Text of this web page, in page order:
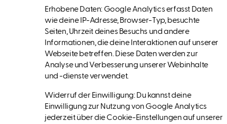
Erhobene Daten: Google Analytics erfasst Daten
wie deine IP-Adresse, Browser-Typ, besuchte
Seiten, Uhrzeit deines Besuchs und andere
Informationen, die deine Interaktionen auf unserer
Webseite betreffen. Diese Daten werden zur
Analyse und Verbesserung unserer Webinhalte
und -dienste verwendet.
Widerruf der Einwilligung: Du kannst deine
Einwilligung zur Nutzung von Google Analytics
jederzeit über die Cookie-Einstellungen auf unserer